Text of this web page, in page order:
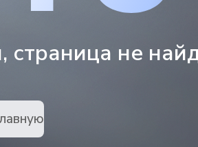
страница не